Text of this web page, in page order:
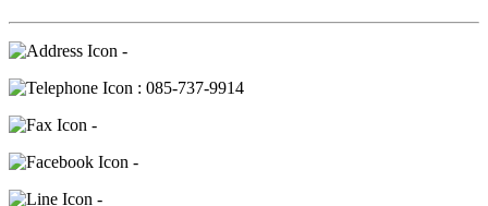
-
: 085-737-9914
-
-
-